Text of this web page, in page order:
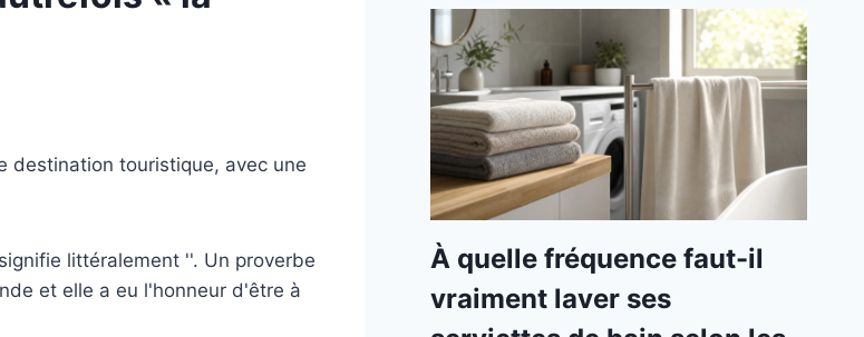
destination touristique, avec une
littéralement ''. Un proverbe
et elle a eu l'honneur d'être à
À quelle fréquence faut-il
vraiment laver ses